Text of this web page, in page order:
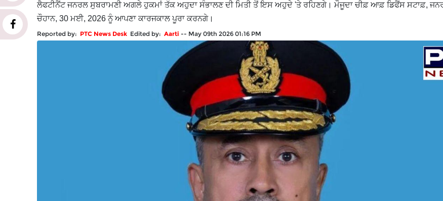
ਲੈਫਟੀਨੈਂਟ ਜਨਰਲ ਸੁਬਰਾਮਣੀ ਅਗਲੇ ਹੁਕਮਾਂ ਤੱਕ ਅਹੁਦਾ ਸੰਭਾਲਣ ਦੀ ਮਿਤੀ ਤੋਂ ਇਸ ਅਹੁਦੇ 'ਤੇ ਰਹਿਣਗੇ। ਮੌਜੂਦਾ ਚੀਫ਼ ਆਫ਼ ਡਿਫੈਂਸ ਸਟਾਫ਼,
ਚੌਹਾਨ, 30 ਮਈ, 2026 ਨੂੰ ਆਪਣਾ ਕਾਰਜਕਾਲ ਪੂਰਾ ਕਰਨਗੇ।
Reported by: PTC News Desk Edited by: Aarti -- May 09th 2026 01:16 PM